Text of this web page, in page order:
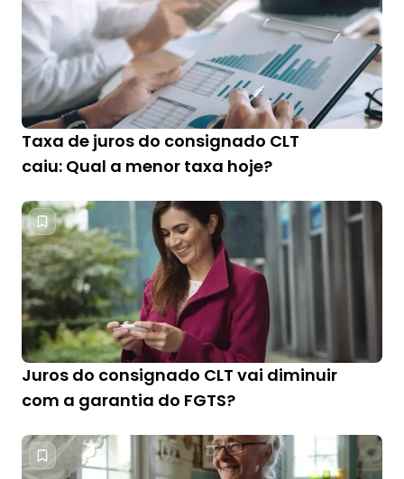
Taxa de juros do consignado CLT
caiu: Qual a menor taxa hoje?
Juros do consignado CLT vai diminuir
com a garantia do FGTS?